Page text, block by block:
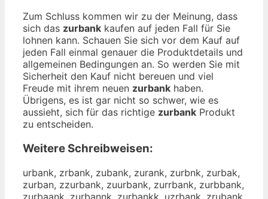
Zum Schluss kommen wir zu der Meinung, dass
sich das zurbank kaufen auf jeden Fall für Sie
lohnen kann. Schauen Sie sich vor dem Kauf auf
jeden Fall einmal genauer die Produktdetails und
allgemeinen Bedingungen an. So werden Sie mit
Sicherheit den Kauf nicht bereuen und viel
Freude mit ihrem neuen zurbank haben.
Übrigens, es ist gar nicht so schwer, wie es
aussieht, sich für das richtige zurbank Produkt
zu entscheiden.
Weitere Schreibweisen:
urbank, zrbank, zubank, zurank, zurbnk, zurbak,
zurban, zzurbank, zuurbank, zurrbank, zurbbank,
zurbaank, zurbannk, zurbankk, uzrbank, zrubank,